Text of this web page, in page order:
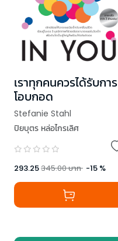
เราทุกคนควรได้รับการ
โอบกอด
Stefanie Stahl
ปิยบุตร หล่อไกรเลิศ
293.25345.00บาท -15 %